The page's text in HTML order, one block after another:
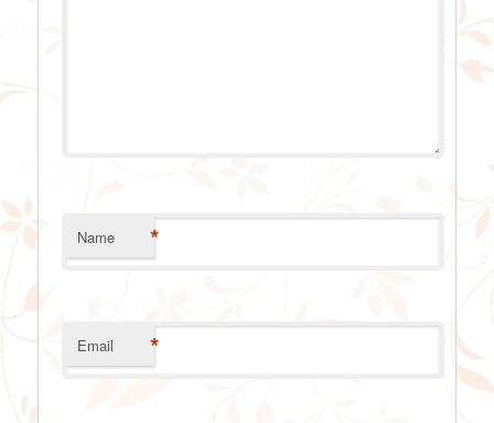
Name *
Email *